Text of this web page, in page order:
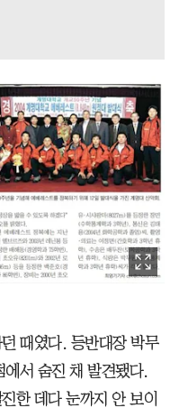
때였다. 등반대장 박무
서 숨진 채 발견됐다.
한 데다 눈까지 안 보이